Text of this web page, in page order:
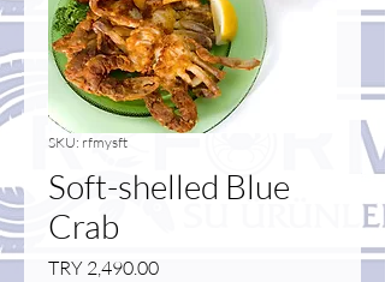
SKU: rfmysft
Soft-shelled Blue
Crab
TRY 2,490.00Price